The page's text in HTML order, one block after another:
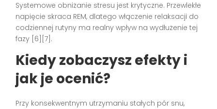
Systemowe obniżanie stresu jest krytyczne. Przewlekłe
napięcie skraca REM, dlatego włączenie relaksacji do
codziennej rutyny ma realny wpływ na wydłużenie tej
fazy [6][7].
Kiedy zobaczysz efekty i
jak je ocenić?
Przy konsekwentnym utrzymaniu stałych pór snu,